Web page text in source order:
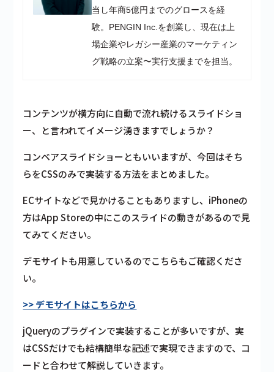
当し年商5億円までのグロースを経
験。PENGIN Inc.を創業し、現在は上
場企業やレガシー産業のマーケティン
グ戦略の立案〜実行支援までを担当。
コンテンツが横方向に自動で流れ続けるスライドショ
ー、と言われてイメージ湧きますでしょうか？
コンベアスライドショーともいいますが、今回はそち
らをCSSのみで実装する方法をまとめました。
ECサイトなどで見かけることもありますし、iPhoneの
方はApp Storeの中にこのスライドの動きがあるので見
てみてください。
デモサイトも用意しているのでこちらもご確認くださ
い。
>> デモサイトはこちらから
jQueryのプラグインで実装することが多いですが、実
はCSSだけでも結構簡単な記述で実現できますので、コ
ードと合わせて解説していきます。